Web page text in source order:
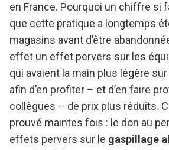
en France. Pourquoi un chiffre si
que cette pratique a longtemps
magasins avant d’être
effet un effet pervers sur les
qui avaient la main plus légère
afin d’en profiter – et d’en faire
collègues – de prix plus réduits.
prouvé maintes fois : le don au
effets pervers sur le gaspillage